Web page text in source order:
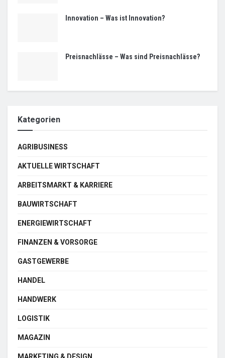
Innovation – Was ist Innovation?
Preisnachlässe – Was sind Preisnachlässe?
Kategorien
AGRIBUSINESS
AKTUELLE WIRTSCHAFT
ARBEITSMARKT & KARRIERE
BAUWIRTSCHAFT
ENERGIEWIRTSCHAFT
FINANZEN & VORSORGE
GASTGEWERBE
HANDEL
HANDWERK
LOGISTIK
MAGAZIN